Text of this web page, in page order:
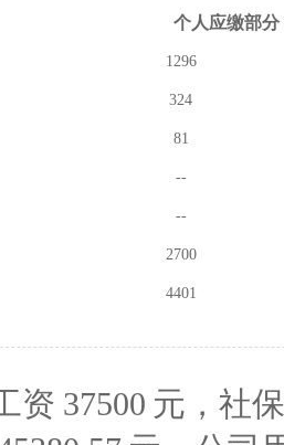
个人应缴部分
1296
324
81
--
--
2700
4401
资 37500 元，社